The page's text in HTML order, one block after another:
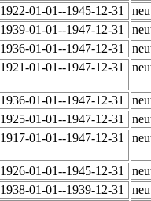
1922-01-01--1945-12-31
1939-01-01--1947-12-31
1936-01-01--1947-12-31
1921-01-01--1947-12-31
1936-01-01--1947-12-31
1925-01-01--1947-12-31
1917-01-01--1947-12-31
1926-01-01--1945-12-31
1938-01-01--1939-12-31